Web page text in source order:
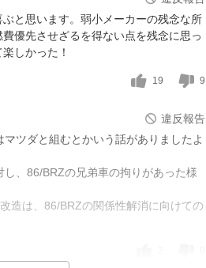
と思います。弱小メーカーの残念な所
優先させざるを得ない点を残念に思っ
しかった！
19 9
違反報告
ツダと組むとかいう話がありましたよ
、86/BRZの兄弟車の拘りがあった様
造は、86/BRZの関係性解消に向けての